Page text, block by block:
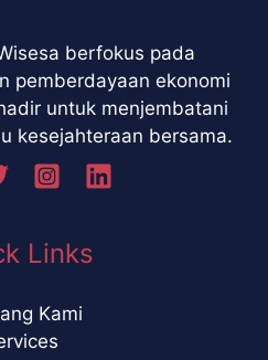
berfokus pada
pemberdayaan ekonomi
untuk menjembatani
kesejahteraan bersama.
Links
Kami